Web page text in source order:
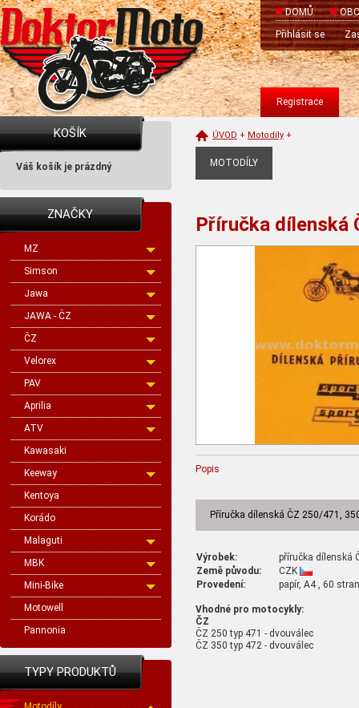
DOMŮ
Přihlásit se
Registrace
KOŠÍK
Váš košík je prázdný
ZNAČKY
MZ
Simson
Jawa
JAWA - ČZ
ČZ
Velorex
PAV
Aprilia
ATV
Kawasaki
Keeway
Kentoya
Korádo
Malaguti
MBK
Mini-Bike
Motowell
Pannonia
TYPY PRODUKTŮ
ÚVOD + Motodíly +
MOTODÍLY
Příručka dílenská
Popis
Příručka dílenská ČZ 250/471,
Výrobek:
příručka dílenská
Země původu:
CZK
Provedení:
papír, A4 , 60 stran
Vhodné pro motocykly:
ČZ
ČZ 250 typ 471 - dvouválec
ČZ 350 typ 472 - dvouválec